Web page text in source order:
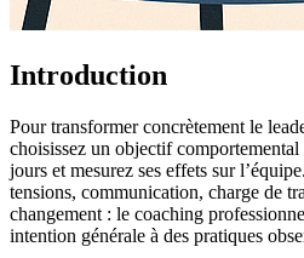
Introduction
Pour transformer concrètement le
choisissez un objectif
jours et mesurez ses effets sur
tensions, communication, charge de
changement : le coaching
intention générale à des pratiques